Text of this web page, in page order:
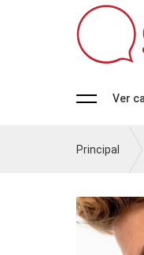
Ver
Principal